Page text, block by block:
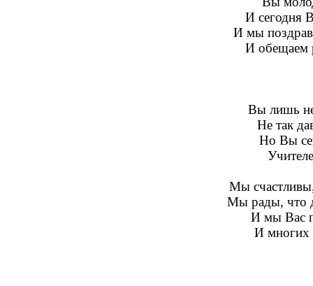
И сегодня
И мы
И обещаем
Вы лишь
Не так
Но Вы
Мы
Мы рады, что
И мы Вас
И многих